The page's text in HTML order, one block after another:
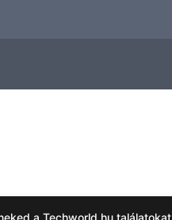
a Techworld.hu találatokat.